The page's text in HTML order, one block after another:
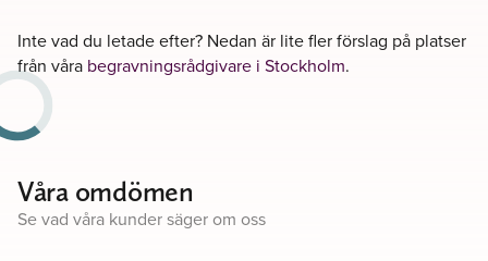
Inte vad du letade efter? Nedan är lite fler förslag på platser
från våra begravningsrådgivare i Stockholm.
Våra omdömen
Se vad våra kunder säger om oss